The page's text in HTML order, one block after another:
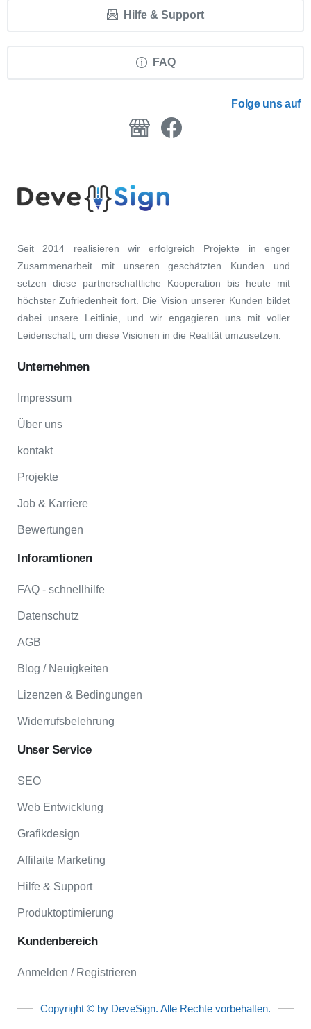
Hilfe & Support
FAQ
Folge uns auf
Seit 2014 realisieren wir erfolgreich Projekte in enger
Zusammenarbeit mit unseren geschätzten Kunden und
setzen diese partnerschaftliche Kooperation bis heute mit
höchster Zufriedenheit fort. Die Vision unserer Kunden bildet
dabei unsere Leitlinie, und wir engagieren uns mit voller
Leidenschaft, um diese Visionen in die Realität umzusetzen.
Unternehmen
Impressum
Über uns
kontakt
Projekte
Job & Karriere
Bewertungen
Inforamtionen
FAQ - schnellhilfe
Datenschutz
AGB
Blog / Neuigkeiten
Lizenzen & Bedingungen
Widerrufsbelehrung
Unser Service
SEO
Web Entwicklung
Grafikdesign
Affilaite Marketing
Hilfe & Support
Produktoptimierung
Kundenbereich
Anmelden / Registrieren
Copyright © by DeveSign. Alle Rechte vorbehalten.